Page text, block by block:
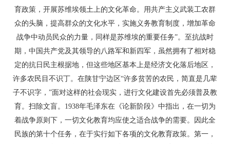
育政策，开展苏维埃领土上的文化革命。用共产主义武装工农群
众的头脑，提高群众的文化水平，实施义务教育制度，增加革命
战争中动员民众的力量，同样是苏维埃的重要任务”。至抗战时
期，中国共产党及其领导的八路军和新四军，虽然拥有了相对稳
定的抗日民主根据地，但这些地区基本上是经济文化落后地区，
许多农民目不识丁。在陕甘宁边区“许多贫苦的农民，简直是几辈
子不识字，”面对这样的社会现实，进行文化建设首先必须普及教
育。扫除文盲。1938年毛泽东在《论新阶段》中指出，在一切为
着战争原则下，一切文化教育均应使之适合战争的需要。因此全
民族的第十个任务，在于实行如下各项的文化教育政策。第一，